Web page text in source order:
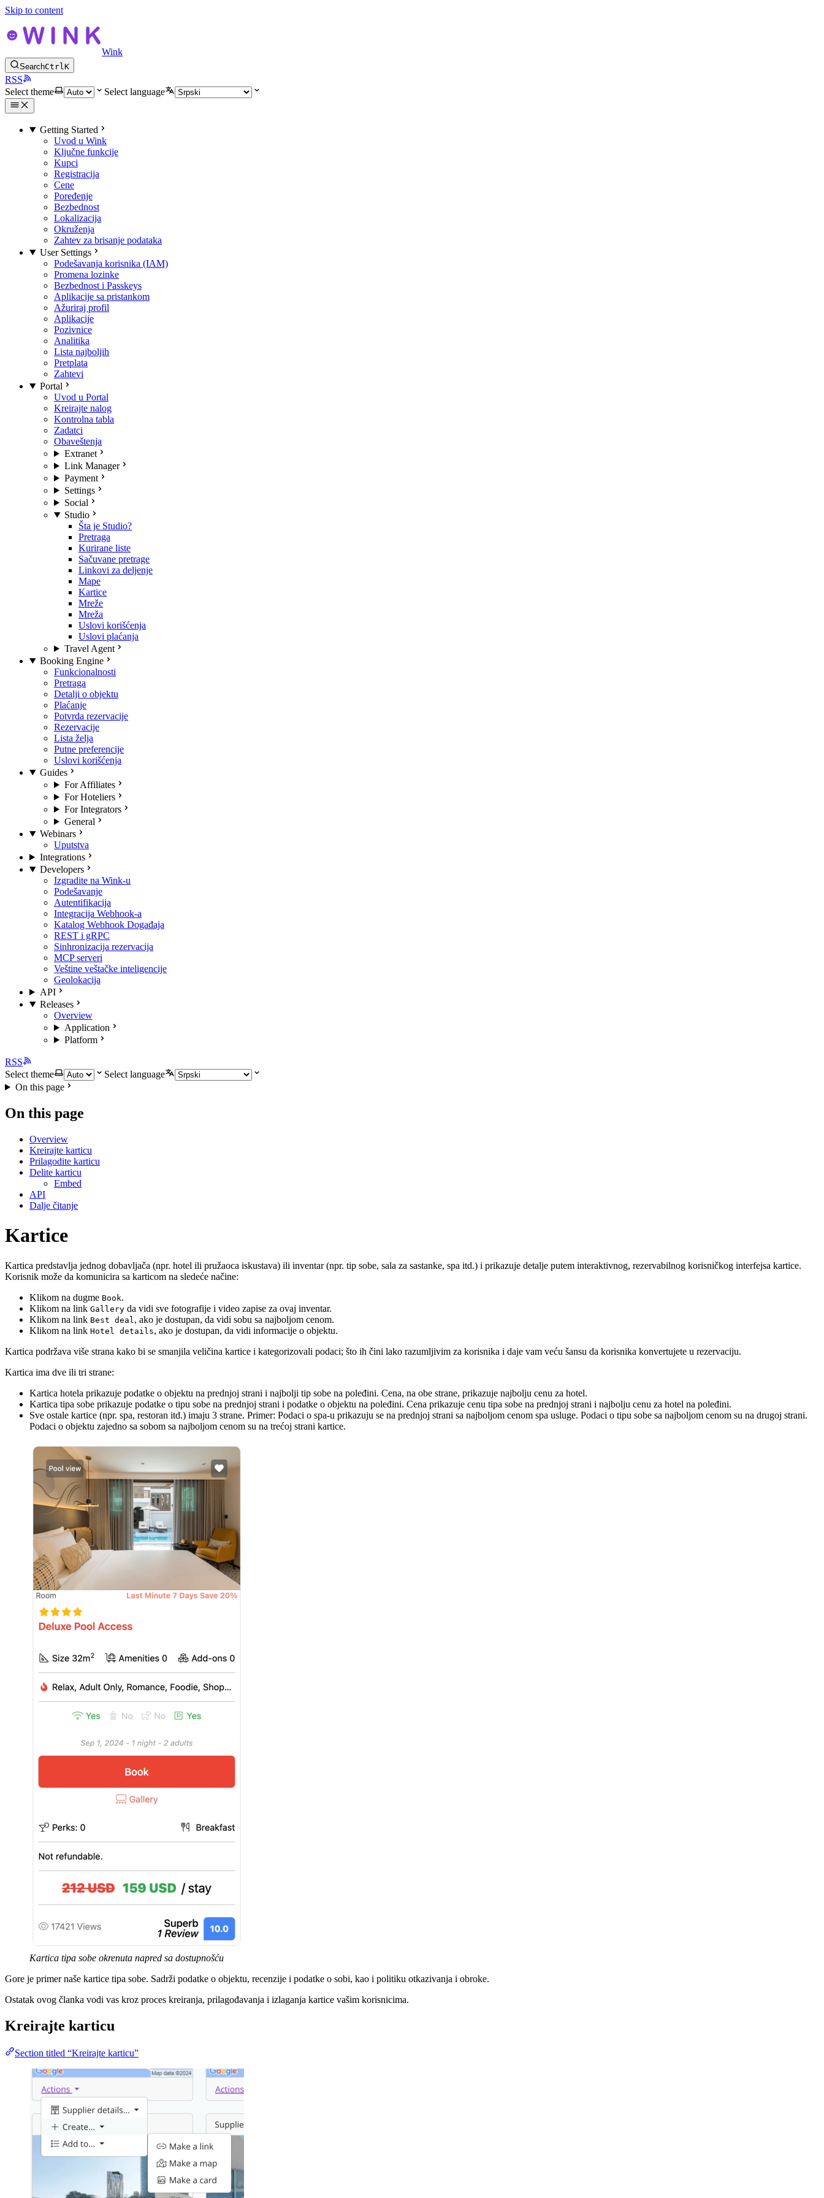
Skip to content
Wink
SearchCtrlK
RSS
Select theme
Select language
Getting Started
Uvod u Wink
Ključne funkcije
Kupci
Registracija
Cene
Poređenje
Bezbednost
Lokalizacija
Okruženja
Zahtev za brisanje podataka
User Settings
Podešavanja korisnika (IAM)
Promena lozinke
Bezbednost i Passkeys
Aplikacije sa pristankom
Ažuriraj profil
Aplikacije
Pozivnice
Analitika
Lista najboljih
Pretplata
Zahtevi
Portal
Uvod u Portal
Kreirajte nalog
Kontrolna tabla
Zadatci
Obaveštenja
Extranet
Link Manager
Payment
Settings
Social
Studio
Šta je Studio?
Pretraga
Kurirane liste
Sačuvane pretrage
Linkovi za deljenje
Mape
Kartice
Mreže
Mreža
Uslovi korišćenja
Uslovi plaćanja
Travel Agent
Booking Engine
Funkcionalnosti
Pretraga
Detalji o objektu
Plaćanje
Potvrda rezervacije
Rezervacije
Lista želja
Putne preferencije
Uslovi korišćenja
Guides
For Affiliates
For Hoteliers
For Integrators
General
Webinars
Uputstva
Integrations
Developers
Izgradite na Wink-u
Podešavanje
Autentifikacija
Integracija Webhook-a
Katalog Webhook Događaja
REST i gRPC
Sinhronizacija rezervacija
MCP serveri
Veštine veštačke inteligencije
Geolokacija
API
Releases
Overview
Application
Platform
RSS
Select theme
Select language
On this page
On this page
Overview
Kreirajte karticu
Prilagodite karticu
Delite karticu
Embed
API
Dalje čitanje
Kartice
Kartica predstavlja jednog dobavljača (npr. hotel ili pružaoca iskustava) ili inventar (npr. tip sobe, sala za sastanke, spa itd.) i prikazuje detalje putem interaktivnog, rezervabilnog korisničkog interfejsa kartice.
Korisnik može da komunicira sa karticom na sledeće načine:
Klikom na dugme Book.
Klikom na link Gallery da vidi sve fotografije i video zapise za ovaj inventar.
Klikom na link Best deal , ako je dostupan, da vidi sobu sa najboljom cenom.
Klikom na link Hotel details, ako je dostupan, da vidi informacije o objektu.
Kartica podržava više strana kako bi se smanjila veličina kartice i kategorizovali podaci; što ih čini lako razumljivim za korisnika i daje vam veću šansu da korisnika konvertujete u rezervaciju.
Kartica ima dve ili tri strane:
Kartica hotela prikazuje podatke o objektu na prednjoj strani i najbolji tip sobe na poleđini. Cena, na obe strane, prikazuje najbolju cenu za hotel.
Kartica tipa sobe prikazuje podatke o tipu sobe na prednjoj strani i podatke o objektu na poleđini. Cena prikazuje cenu tipa sobe na prednjoj strani i najbolju cenu za hotel na poleđini.
Sve ostale kartice (npr. spa, restoran itd.) imaju 3 strane. Primer: Podaci o spa-u prikazuju se na prednjoj strani sa najboljom cenom spa usluge. Podaci o tipu sobe sa najboljom cenom su na drugoj strani.
Podaci o objektu zajedno sa sobom sa najboljom cenom su na trećoj strani kartice.
Kartica tipa sobe okrenuta napred sa dostupnošću
Gore je primer naše kartice tipa sobe. Sadrži podatke o objektu, recenzije i podatke o sobi, kao i politiku otkazivanja i obroke.
Ostatak ovog članka vodi vas kroz proces kreiranja, prilagođavanja i izlaganja kartice vašim korisnicima.
Kreirajte karticu
Section titled “Kreirajte karticu”